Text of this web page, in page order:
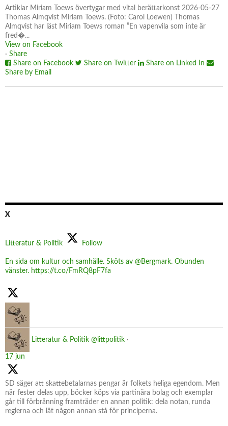
Artiklar Miriam Toews övertygar med vital berättarkonst 2026-05-27
Thomas Almqvist Miriam Toews. (Foto: Carol Loewen) Thomas
Almqvist har läst Miriam Toews roman ”En vapenvila som inte är
fred�...
View on Facebook
· Share
Share on Facebook
Share on Twitter
Share on Linked In
Share by Email
X
Litteratur & Politik Follow
En sida om kultur och samhälle. Sköts av @Bergmark. Obunden
vänster. https://t.co/FmRQ8pF7fa
Litteratur & Politik @littpolitik ·
17 jun
SD säger att skattebetalarnas pengar är folkets heliga egendom. Men
när fester delas upp, böcker köps via partinära bolag och exemplar
går till förbränning framträder en annan politik: dela notan, runda
reglerna och låt någon annan stå för principerna.